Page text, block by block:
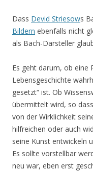
Dass Devid Striesows
Bildern ebenfalls nicht
als Bach-Darsteller
Es geht darum, ob eine
Lebensgeschichte
gesetzt“ ist. Ob
übermittelt wird, so
von der Wirklichkeit
hilfreichen oder auch
seine Kunst entwickeln
Es sollte vorstellbar
neu war, eben erst